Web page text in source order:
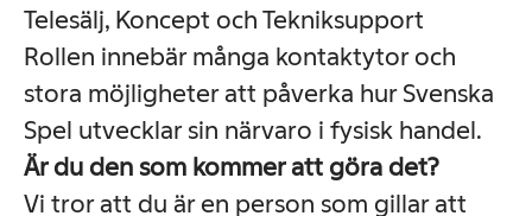
Telesälj, Koncept och Tekniksupport
Rollen innebär många kontaktytor och
stora möjligheter att påverka hur Svenska
Spel utvecklar sin närvaro i fysisk handel.
Är du den som kommer att göra det?
Vi tror att du är en person som gillar att